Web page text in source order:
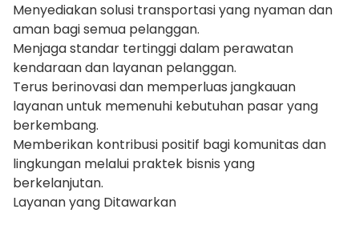
Menyediakan solusi transportasi yang nyaman dan
aman bagi semua pelanggan.
Menjaga standar tertinggi dalam perawatan
kendaraan dan layanan pelanggan.
Terus berinovasi dan memperluas jangkauan
layanan untuk memenuhi kebutuhan pasar yang
berkembang.
Memberikan kontribusi positif bagi komunitas dan
lingkungan melalui praktek bisnis yang
berkelanjutan.
Layanan yang Ditawarkan